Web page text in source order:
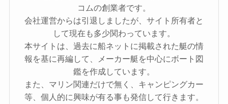
コムの創業者です。
会社運営からは引退しましたが、サイト所有者と
して現在も多少関わっています。
本サイトは、過去に船ネットに掲載された艇の情
報を基に再編して、メーカー艇を中心にボート図
鑑を作成しています。
また、マリン関連だけで無く、キャンピングカー
等、個人的に興味が有る事も発信して行きます。